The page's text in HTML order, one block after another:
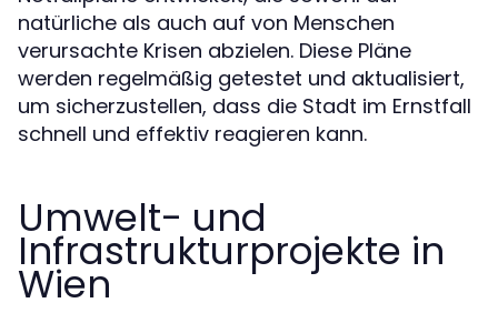
natürliche als auch auf von Menschen
verursachte Krisen abzielen. Diese Pläne
werden regelmäßig getestet und aktualisiert,
um sicherzustellen, dass die Stadt im Ernstfall
schnell und effektiv reagieren kann.
Umwelt- und
Infrastrukturprojekte in
Wien